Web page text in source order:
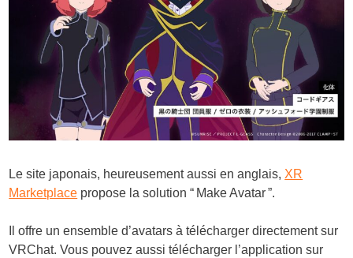
Le site japonais, heureusement aussi en anglais, XR
Marketplace propose la solution “ Make Avatar ”.
Il offre un ensemble d’avatars à télécharger directement sur
VRChat. Vous pouvez aussi télécharger l’application sur